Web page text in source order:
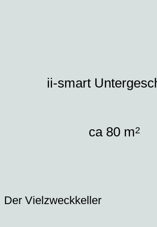
ii-smart
ca 80 m2
Der Vielzweckkeller